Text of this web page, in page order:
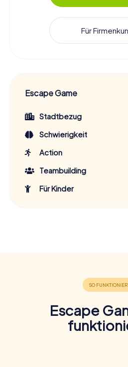
Für
Escape Game
Stadtbezug
Schwierigkeit
Action
Teambuilding
Für Kinder
Escape